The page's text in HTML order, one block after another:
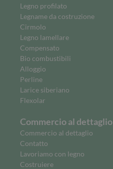
Legno profilato
Legname da costruzione
Cirmolo
Legno lamellare
Compensato
Bio combustibili
Alloggio
Perline
Larice siberiano
Flexolar
Commercio al dettaglio
Commercio al dettaglio
Contatto
Lavoriamo con legno
Costruiere